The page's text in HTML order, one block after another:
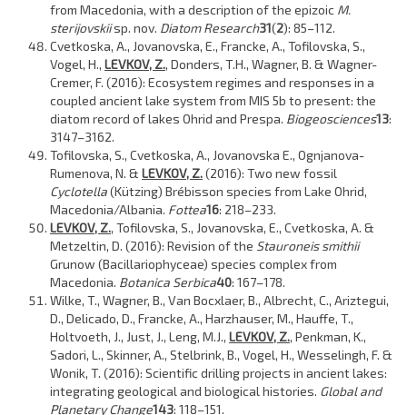
from Macedonia, with a description of the epizoic M.
sterijovskiisp. nov. Diatom Research31(2): 85–112.
Cvetkoska, A., Jovanovska, E., Francke, A., Tofilovska, S.,
Vogel, H., LEVKOV, Z., Donders, T.H., Wagner, B. & Wagner-
Cremer, F. (2016): Ecosystem regimes and responses in a
coupled ancient lake system from MIS 5b to present: the
diatom record of lakes Ohrid and Prespa. Biogeosciences13:
3147–3162.
Tofilovska, S., Cvetkoska, A., Jovanovska E., Ognjanova-
Rumenova, N. & LEVKOV, Z.(2016): Two new fossil
Cyclotella(Kützing) Brébisson species from Lake Ohrid,
Macedonia/Albania. Fottea16: 218–233.
LEVKOV, Z., Tofilovska, S., Jovanovska, E., Cvetkoska, A. &
Metzeltin, D. (2016): Revision of the Stauroneis smithii
Grunow (Bacillariophyceae) species complex from
Macedonia. Botanica Serbica40: 167–178.
Wilke, T., Wagner, B., Van Bocxlaer, B., Albrecht, C., Ariztegui,
D., Delicado, D., Francke, A., Harzhauser, M., Hauffe, T.,
Holtvoeth, J., Just, J., Leng, M.J., LEVKOV, Z., Penkman, K.,
Sadori, L., Skinner, A., Stelbrink, B., Vogel, H., Wesselingh, F. &
Wonik, T. (2016): Scientific drilling projects in ancient lakes:
integrating geological and biological histories. Global and
Planetary Change143: 118–151.